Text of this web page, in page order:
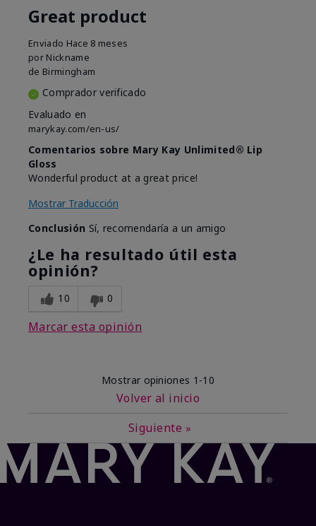
Great product
Enviado Hace 8 meses
por Nickname
de Birmingham
Comprador verificado
Evaluado en
marykay.com/en-us/
Comentarios sobre Mary Kay Unlimited® Lip
Gloss
Wonderful product at a great price!
Mostrar Traducción
Conclusión Sí, recomendaría a un amigo
¿Le ha resultado útil esta
opinión?
10 0
Marcar esta opinión
Mostrar opiniones 1-10
Volver al inicio
Siguiente »